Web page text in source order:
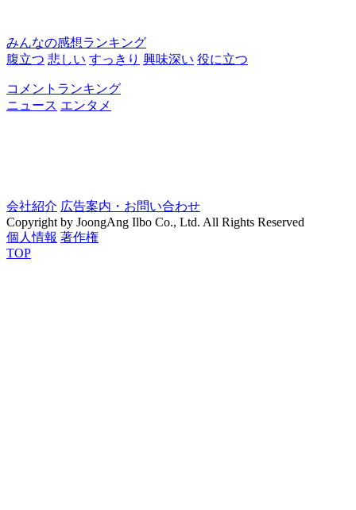
みんなの感想ランキング
腹立つ 悲しい すっきり 興味深い 役に立つ
コメントランキング
ニュース エンタメ
会社紹介 広告案内・お問い合わせ
Copyright by JoongAng Ilbo Co., Ltd. All Rights Reserved
個人情報 著作権
TOP